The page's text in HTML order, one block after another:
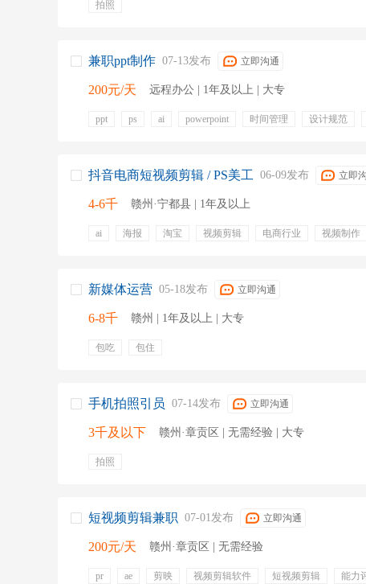
拍照
兼职ppt制作 07-13发布 立即沟通
200元/天 远程办公 | 1年及以上 | 大专
ppt ps ai powerpoint 时间管理 设计规范
抖音电商短视频剪辑 / PS美工 06-09发布 立即
4-6千 赣州·宁都县 | 1年及以上
ai 海报 淘宝 视频剪辑 电商行业 视频制作
新媒体运营 05-18发布 立即沟通
6-8千 赣州 | 1年及以上 | 大专
包吃 包住
手机拍照引员 07-14发布 立即沟通
3千及以下 赣州·章贡区 | 无需经验 | 大专
拍照
短视频剪辑兼职 07-01发布 立即沟通
200元/天 赣州·章贡区 | 无需经验
pr ae 剪映 视频剪辑软件 短视频剪辑 能力